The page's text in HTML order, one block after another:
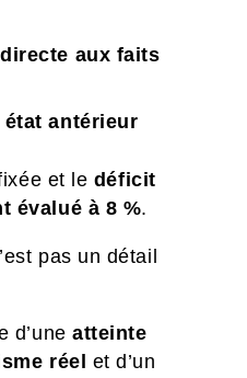
aux faits
antérieur
et le déficit
évalué à 8 %.
pas un détail
d’uneatteinte
réel et d’un